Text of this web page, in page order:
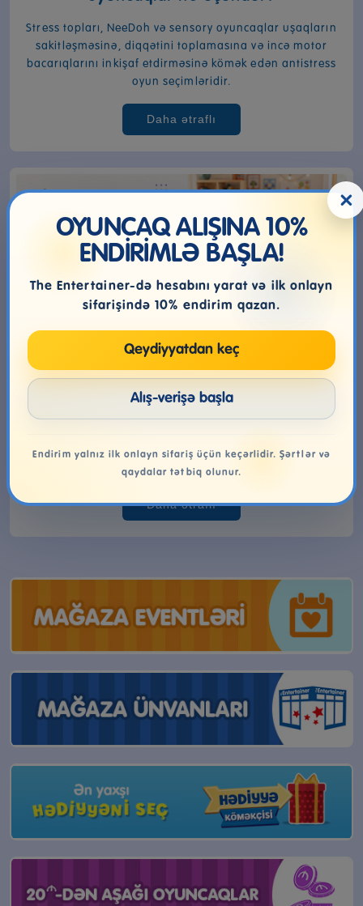
Stress topları, NeeDoh və sensory oyuncaqlar uşaqların
sakitləşməsinə, diqqətini toplamasına və incə motor
bacarıqlarını inkişaf etdirməsinə kömək edən antistress
oyun seçimləridir.
Daha ətraflı
Puzzle və masaüstü oyunlar: uşağın
düşünmə bacarığını inkişaf etdirən
seçimlər
düşünmə, diqqət, problem həll etmə və sosial
bacarıqlarını inkişaf etdirən faydalı uşaq oyunlarıdır.
Daha ətraflı
×
OYUNCAQ ALIŞINA 10%
ENDİRİMLƏ BAŞLA!
The Entertainer-də hesabını yarat və ilk onlayn
sifarişində 10% endirim qazan.
Qeydiyyatdan keç
Alış-verişə başla
Endirim yalnız ilk onlayn sifariş üçün keçərlidir. Şərtlər və
qaydalar tətbiq olunur.